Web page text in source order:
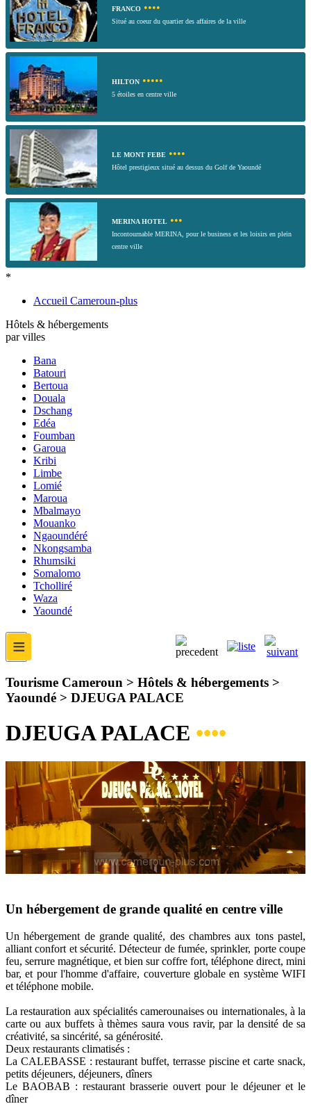
FRANCO ••••
Situé au coeur du quartier des affaires de la ville
HILTON •••••
5 étoiles en centre ville
LE MONT FEBE ••••
Hôtel prestigieux situé au dessus du Golf de Yaoundé
MERINA HOTEL •••
Incontournable MERINA, pour le business et les loisirs en plein
centre ville
*
Accueil Cameroun-plus
Hôtels & hébergements
par villes
Bana
Batouri
Bertoua
Douala
Dschang
Edéa
Foumban
Garoua
Kribi
Limbe
Lomié
Maroua
Mbalmayo
Mouanko
Ngaoundéré
Nkongsamba
Rhumsiki
Somalomo
Tcholliré
Waza
Yaoundé
≡
Tourisme Cameroun > Hôtels & hébergements >
Yaoundé > DJEUGA PALACE
DJEUGA PALACE ••••
Un hébergement de grande qualité en centre ville
Un hébergement de grande qualité, des chambres aux tons pastel,
alliant confort et sécurité. Détecteur de fumée, sprinkler, porte coupe
feu, serrure magnétique, et bien sur coffre fort, téléphone direct, mini
bar, et pour l'homme d'affaire, couverture globale en système WIFI
et téléphone mobile.
La restauration aux spécialités camerounaises ou internationales, à la
carte ou aux buffets à thèmes saura vous ravir, par la densité de sa
créativité, sa sincérité, sa générosité.
Deux restaurants climatisés :
La CALEBASSE : restaurant buffet, terrasse piscine et carte snack,
petits déjeuners, déjeuners, dîners
Le BAOBAB : restaurant brasserie ouvert pour le déjeuner et le
dîner